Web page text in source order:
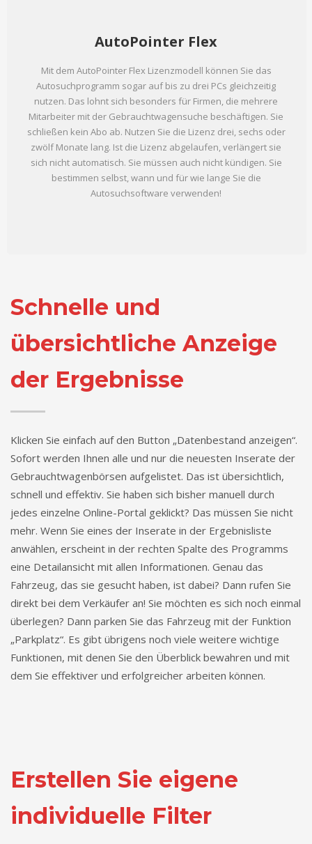
AutoPointer Flex
Mit dem AutoPointer Flex Lizenzmodell können Sie das
Autosuchprogramm sogar auf bis zu drei PCs gleichzeitig
nutzen. Das lohnt sich besonders für Firmen, die mehrere
Mitarbeiter mit der Gebrauchtwagensuche beschäftigen. Sie
schließen kein Abo ab. Nutzen Sie die Lizenz drei, sechs oder
zwölf Monate lang. Ist die Lizenz abgelaufen, verlängert sie
sich nicht automatisch. Sie müssen auch nicht kündigen. Sie
bestimmen selbst, wann und für wie lange Sie die
Autosuchsoftware verwenden!
Schnelle und
übersichtliche Anzeige
der Ergebnisse
Klicken Sie einfach auf den Button „Datenbestand anzeigen“.
Sofort werden Ihnen alle und nur die neuesten Inserate der
Gebrauchtwagenbörsen aufgelistet. Das ist übersichtlich,
schnell und effektiv. Sie haben sich bisher manuell durch
jedes einzelne Online-Portal geklickt? Das müssen Sie nicht
mehr. Wenn Sie eines der Inserate in der Ergebnisliste
anwählen, erscheint in der rechten Spalte des Programms
eine Detailansicht mit allen Informationen. Genau das
Fahrzeug, das sie gesucht haben, ist dabei? Dann rufen Sie
direkt bei dem Verkäufer an! Sie möchten es sich noch einmal
überlegen? Dann parken Sie das Fahrzeug mit der Funktion
„Parkplatz“. Es gibt übrigens noch viele weitere wichtige
Funktionen, mit denen Sie den Überblick bewahren und mit
dem Sie effektiver und erfolgreicher arbeiten können.
Erstellen Sie eigene
individuelle Filter